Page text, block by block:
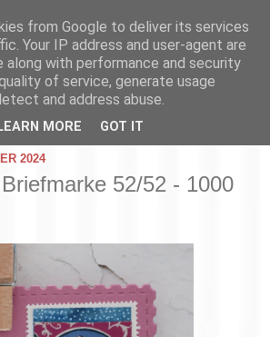
2024
52/52 - 1000
from Google to deliver its services
Your IP address and user-agent are
along with performance and security
of service, generate usage
and address abuse.
LEARN MORE GOT IT